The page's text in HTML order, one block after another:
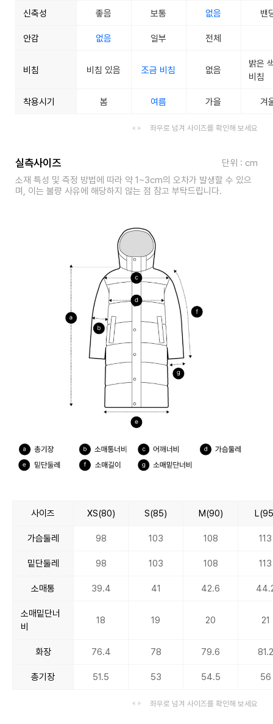
신축성 좋음 보통 없음 밴
안감 없음 일부 전체
비침 비침 있음 조금 비침 없음
밝은
비침
착용시기 봄 여름 가을 겨
좌우로 넘겨 사이즈를 확인해 보세요
실측사이즈
단위 : cm
소재 특성 및 측정 방법에 따라 약 1~3cm의 오차가 발생할 수 있으
며, 이는 불량 사유에 해당하지 않는 점 참고 부탁드립니다.
사이즈 XS(80) S(85) M(90)
가슴둘레 98 103 108 113
밑단둘레 98 103 108 113
소매통 39.4 41 42.6
소매밑단너
비
18 19 20 21
화장 76.4 78 79.6 81.2
총기장 51.5 53 54.5 56
좌우로 넘겨 사이즈를 확인해 보세요